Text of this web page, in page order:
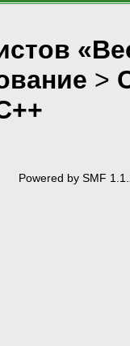
>
Powered by SMF